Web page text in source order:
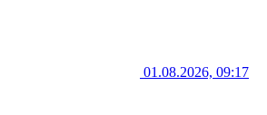
01.08.2026, 09:17